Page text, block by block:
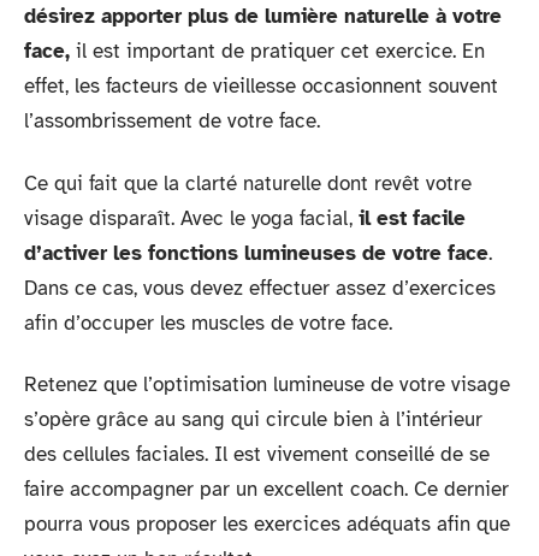
désirez apporter plus de lumière naturelle à votre
face, il est important de pratiquer cet exercice. En
effet, les facteurs de vieillesse occasionnent souvent
l’assombrissement de votre face.
Ce qui fait que la clarté naturelle dont revêt votre
visage disparaît. Avec le yoga facial, il est facile
d’activer les fonctions lumineuses de votre face.
Dans ce cas, vous devez effectuer assez d’exercices
afin d’occuper les muscles de votre face.
Retenez que l’optimisation lumineuse de votre visage
s’opère grâce au sang qui circule bien à l’intérieur
des cellules faciales. Il est vivement conseillé de se
faire accompagner par un excellent coach. Ce dernier
pourra vous proposer les exercices adéquats afin que